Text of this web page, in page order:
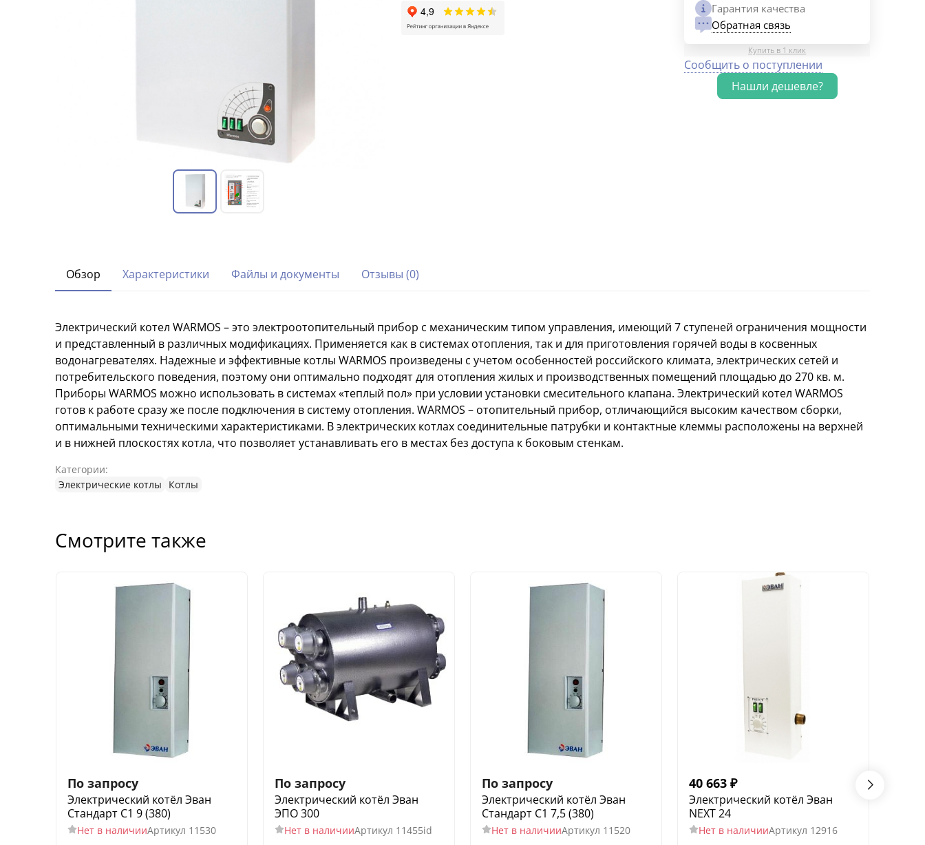
Гарантия качества
Обратная связь
Купить в 1 клик
Сообщить о поступлении
Обзор Характеристики Файлы и документы Отзывы (0)
Электрический котел WARMOS – это электроотопительный прибор с механическим типом управления, имеющий 7 ступеней ограничения мощности
и представленный в различных модификациях. Применяется как в системах отопления, так и для приготовления горячей воды в косвенных
водонагревателях. Надежные и эффективные котлы WARMOS произведены с учетом особенностей российского климата, электрических сетей и
потребительского поведения, поэтому они оптимально подходят для отопления жилых и производственных помещений площадью до 270 кв. м.
Приборы WARMOS можно использовать в системах «теплый пол» при условии установки смесительного клапана. Электрический котел WARMOS
готов к работе сразу же после подключения в систему отопления. WARMOS – отопительный прибор, отличающийся высоким качеством сборки,
оптимальными техническими характеристиками. В электрических котлах соединительные патрубки и контактные клеммы расположены на верхней
и в нижней плоскостях котла, что позволяет устанавливать его в местах без доступа к боковым стенкам.
Категории:
Электрические котлы
Котлы
Смотрите также
По запросу
Электрический котёл Эван
Стандарт С1 9 (380)
Нет в наличииАртикул 11530
По запросу
Электрический котёл Эван
ЭПО 300
Нет в наличииАртикул 11455id
По запросу
Электрический котёл Эван
Стандарт С1 7,5 (380)
Нет в наличииАртикул 11520
40 663 ₽
Электрический котёл Эван
NEXT 24
Нет в наличииАртикул 12916